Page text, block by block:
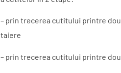
– prin trecerea cutitului printre
taiere
– prin trecerea cutitului printre